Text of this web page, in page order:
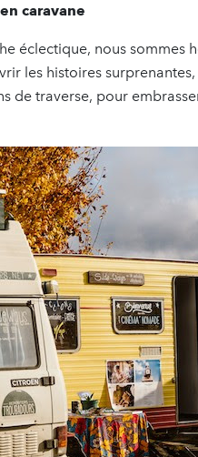
caravane
éclectique, nous sommes
les histoires
de traverse, pour